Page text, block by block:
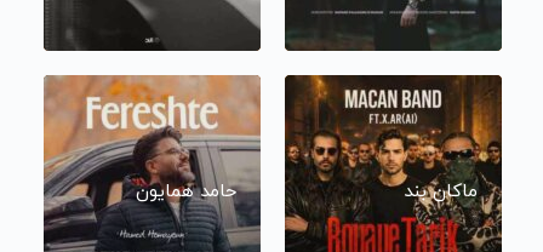
ماکان بند حامد همایون